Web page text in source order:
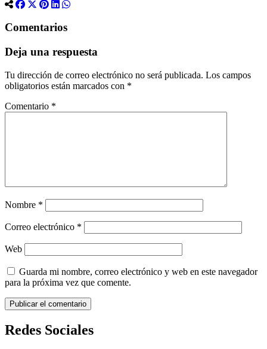
Comentarios
Deja una respuesta
Tu dirección de correo electrónico no será publicada. Los campos
obligatorios están marcados con *
Comentario *
Nombre *
Correo electrónico *
Web
Guarda mi nombre, correo electrónico y web en este navegador
para la próxima vez que comente.
Redes Sociales